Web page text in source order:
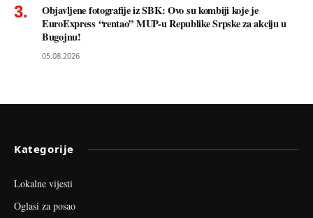
Objavljene fotografije iz SBK: Ovo su kombiji koje je
EuroExpress “rentao” MUP-u Republike Srpske za akciju u
Bugojnu!
05.08.2026
Kategorije
Lokalne vijesti
Oglasi za posao